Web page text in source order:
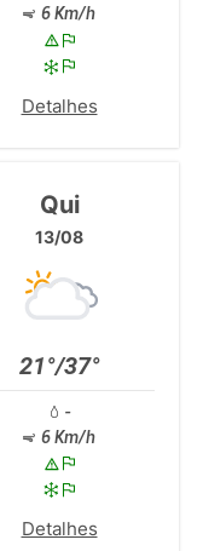
6 Km/h
Detalhes
Qui
13/08
21°/37°
-
6 Km/h
Detalhes